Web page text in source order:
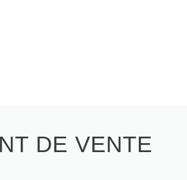
DE VENTE